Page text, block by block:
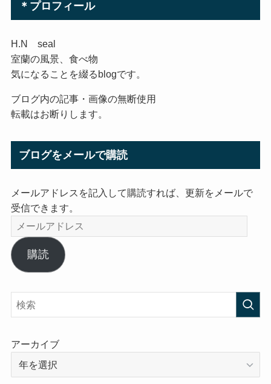
＊プロフィール
H.N seal
室蘭の風景、食べ物
気になることを綴るblogです。
ブログ内の記事・画像の無断使用
転載はお断りします。
ブログをメールで購読
メールアドレスを記入して購読すれば、更新をメールで
受信できます。
メ
ー
ル
ア
レ
ス
購読
アーカイブ